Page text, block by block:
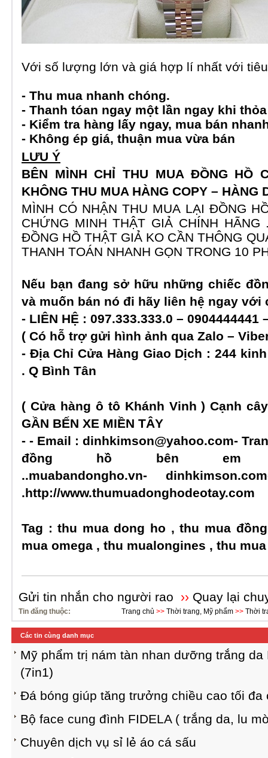
Với số lượng lớn và giá hợp lí nhất với
- Thu mua nhanh chóng.
- Thanh tóan ngay một lần ngay khi
- Kiểm tra hàng lấy ngay, mua bán
- Không ép giá, thuận mua vừa bán
LƯU Ý
BÊN MÌNH CHỈ THU MUA ĐỒNG HỒ
KHÔNG THU MUA HÀNG COPY – HÀNG
MÌNH CÓ NHẬN THU MUA LẠI ĐỒNG
CHỨNG MINH THẬT GIẢ CHÍNH
ĐỒNG HỒ THẬT GIẢ KO CẦN THÔNG
THANH TOÁN NHANH GỌN TRONG 10
Nếu bạn đang sở hữu những chiếc
và muốn bán nó đi hãy liên hệ ngay
- LIÊN HỆ : 097.333.333.0 –
( Có hỗ trợ gửi hình ảnh qua Zalo –
- Địa Chỉ Cửa Hàng Giao Dịch : 244
. Q Bình Tân
( Cửa hàng ô tô Khánh Vinh ) Cạnh
GẦN BẾN XE MIỀN TÂY
- - Email : dinhkimson@yahoo.com-
đồng hồ bên
..muabandongho.vn- dinhkimson.com
.http://www.thumuadonghodeotay.com
Tag : thu mua dong ho , thu mua
mua omega , thu mualongines , thu
Gửi tin nhắn cho người rao ›› Quay lại
Tin đăng thuộc: Trang chủ >> Thời trang, Mỹ phẩm >> Thời
Các tin cùng danh mục
Mỹ phẩm trị nám tàn nhan dưỡng trắng
(7in1)
Đá bóng giúp tăng trưởng chiều cao tối đa
Bộ face cung đình FIDELA ( trắng da, lu
Chuyên dịch vụ sỉ lẻ áo cá sấu